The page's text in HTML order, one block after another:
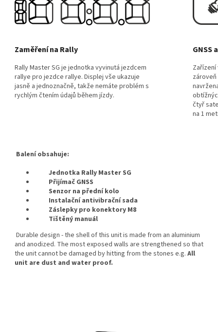
Zaměření na Rally
Rally Master SG je jednotka vyvinutá jezdcem
rallye pro jezdce rallye. Displej vše ukazuje
jasně a jednoznačně, takže nemáte problém s
rychlým čtením údajů během jízdy.
GNSS
zároveň
čtyř
na 1
Balení obsahuje:
Jednotka Rally Master SG
Přijímač GNSS
Senzor na přední kolo
Instalační antivibrační sada
Záslepky pro konektory M8
Tištěný manuál
Durable design - the shell of this unit is made from an aluminium
and anodized. The most exposed walls are strengthened so that
the unit cannot be damaged by hitting from the stones e.g. All
unit are dust and water proof.